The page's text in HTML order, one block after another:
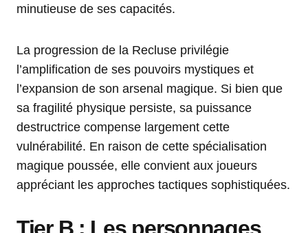
minutieuse de ses capacités.
La progression de la Recluse privilégie
l’amplification de ses pouvoirs mystiques et
l’expansion de son arsenal magique. Si bien que
sa fragilité physique persiste, sa puissance
destructrice compense largement cette
vulnérabilité. En raison de cette spécialisation
magique poussée, elle convient aux joueurs
appréciant les approches tactiques sophistiquées.